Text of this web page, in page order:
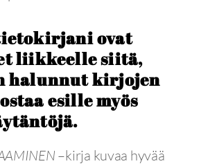
ovat
liikkeelle siitä,
halunnut kirjojen
esille myös
–kirja kuvaa hyvää